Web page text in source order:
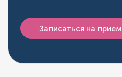
Записаться на прием